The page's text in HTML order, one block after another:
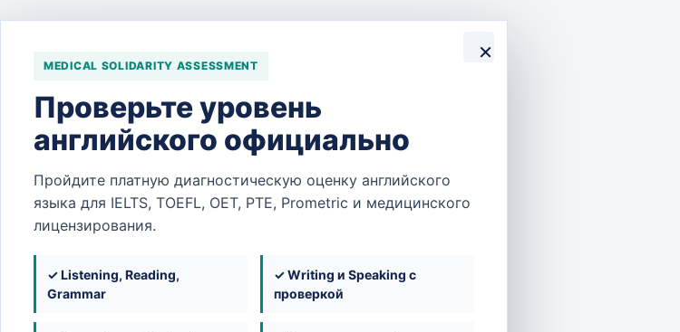
×
MEDICAL SOLIDARITY ASSESSMENT
Проверьте уровень
английского официально
Пройдите платную диагностическую оценку английского
языка для IELTS, TOEFL, OET, PTE, Prometric и медицинского
лицензирования.
✓ Listening, Reading,
Grammar
✓ Writing и Speaking с
проверкой